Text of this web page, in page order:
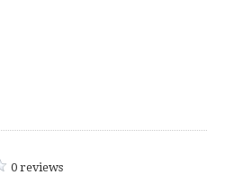
0 reviews